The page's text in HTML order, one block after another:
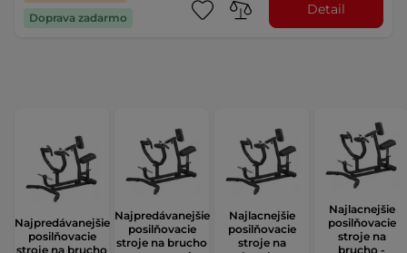
Doprava zadarmo
Detail
Najpredávanejšie
posilňovacie
stroje na brucho
Najpredávanejšie
posilňovacie
stroje na brucho
Najlacnejšie
posilňovacie
stroje na
Najlacnejšie
posilňovacie
stroje na
brucho -